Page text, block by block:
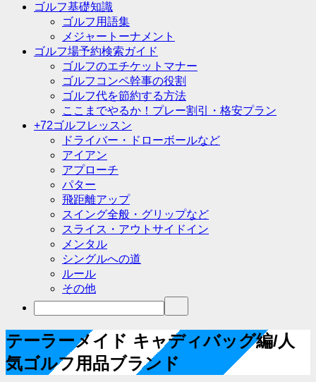
ゴルフ基礎知識
ゴルフ用語集
メジャートーナメント
ゴルフ場予約検索ガイド
ゴルフのエチケットマナー
ゴルフコンペ幹事の役割
ゴルフ代を節約する方法
ここまでやるか！プレー割引・格安プラン
+72ゴルフレッスン
ドライバー・ドローボールなど
アイアン
アプローチ
パター
飛距離アップ
スイング全般・グリップなど
スライス・アウトサイドイン
メンタル
シングルへの道
ルール
その他
テーラーメイド キャディバッグ編/人
気ゴルフ用品ブランド